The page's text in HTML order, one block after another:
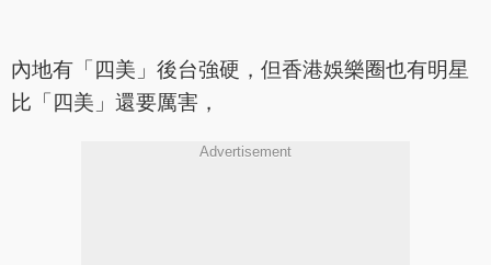
內地有「四美」後台強硬，但香港娛樂圈也有明星
比「四美」還要厲害，
Advertisement